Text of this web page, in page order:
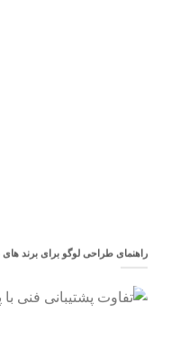
راهنمای طراحی لوگو برای برند های